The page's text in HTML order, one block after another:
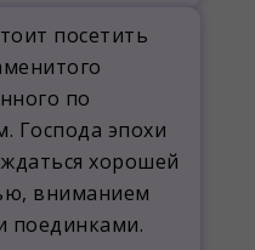
посетить
по
Господа эпохи
хорошей
вниманием
поединками.